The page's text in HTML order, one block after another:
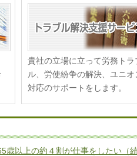
貴社の立場に立って労務トラ
ル、労使紛争の解決、ユニオ
対応のサポートをします。
以上の約４割が仕事をしたい（